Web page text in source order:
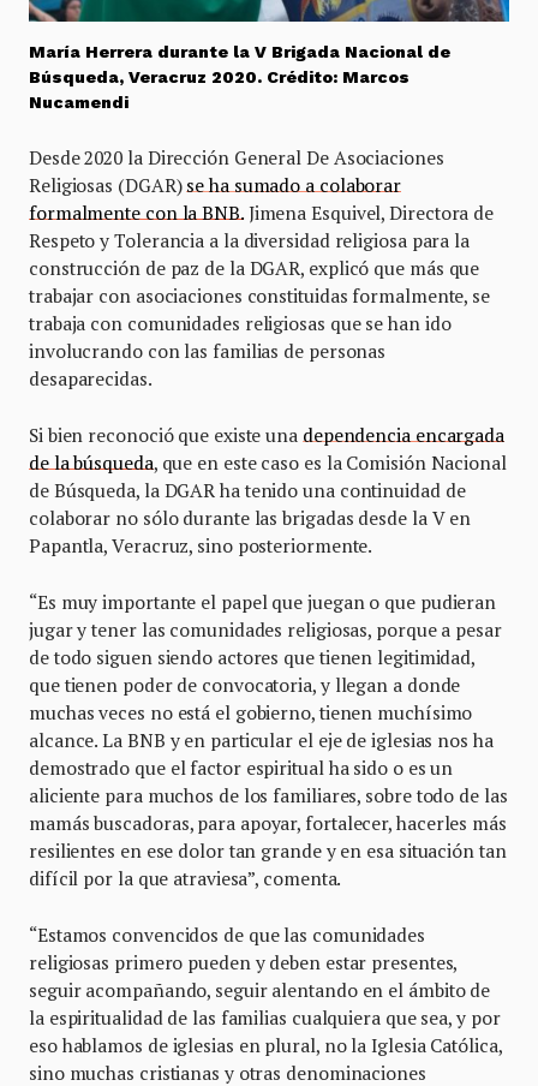
María Herrera durante la V Brigada Nacional de
Búsqueda, Veracruz 2020. Crédito: Marcos
Nucamendi
Desde 2020 la Dirección General De Asociaciones
Religiosas (DGAR) se ha sumado a colaborar
formalmente con la BNB.Jimena Esquivel, Directora de
Respeto y Tolerancia a la diversidad religiosa para la
construcción de paz de la DGAR, explicó que más que
trabajar con asociaciones constituidas formalmente, se
trabaja con comunidades religiosas que se han ido
involucrando con las familias de personas
desaparecidas.
Si bien reconoció que existe una dependencia encargada
de la búsqueda, que en este caso es la Comisión Nacional
de Búsqueda, la DGAR ha tenido una continuidad de
colaborar no sólo durante las brigadas desde la V en
Papantla, Veracruz, sino posteriormente.
“Es muy importante el papel que juegan o que pudieran
jugar y tener las comunidades religiosas, porque a pesar
de todo siguen siendo actores que tienen legitimidad,
que tienen poder de convocatoria, y llegan a donde
muchas veces no está el gobierno, tienen muchísimo
alcance. La BNB y en particular el eje de iglesias nos ha
demostrado que el factor espiritual ha sido o es un
aliciente para muchos de los familiares, sobre todo de las
mamás buscadoras, para apoyar, fortalecer, hacerles más
resilientes en ese dolor tan grande y en esa situación tan
difícil por la que atraviesa”, comenta.
“Estamos convencidos de que las comunidades
religiosas primero pueden y deben estar presentes,
seguir acompañando, seguir alentando en el ámbito de
la espiritualidad de las familias cualquiera que sea, y por
eso hablamos de iglesias en plural, no la Iglesia Católica,
sino muchas cristianas y otras denominaciones